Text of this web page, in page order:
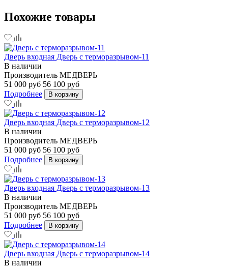
Похожие товары
Дверь входная Дверь с терморазрывом-11
В наличии
Производитель МЕДВЕРЬ
51 000 руб 56 100 руб
Подробнее
В корзину
Дверь входная Дверь с терморазрывом-12
В наличии
Производитель МЕДВЕРЬ
51 000 руб 56 100 руб
Подробнее
В корзину
Дверь входная Дверь с терморазрывом-13
В наличии
Производитель МЕДВЕРЬ
51 000 руб 56 100 руб
Подробнее
В корзину
Дверь входная Дверь с терморазрывом-14
В наличии